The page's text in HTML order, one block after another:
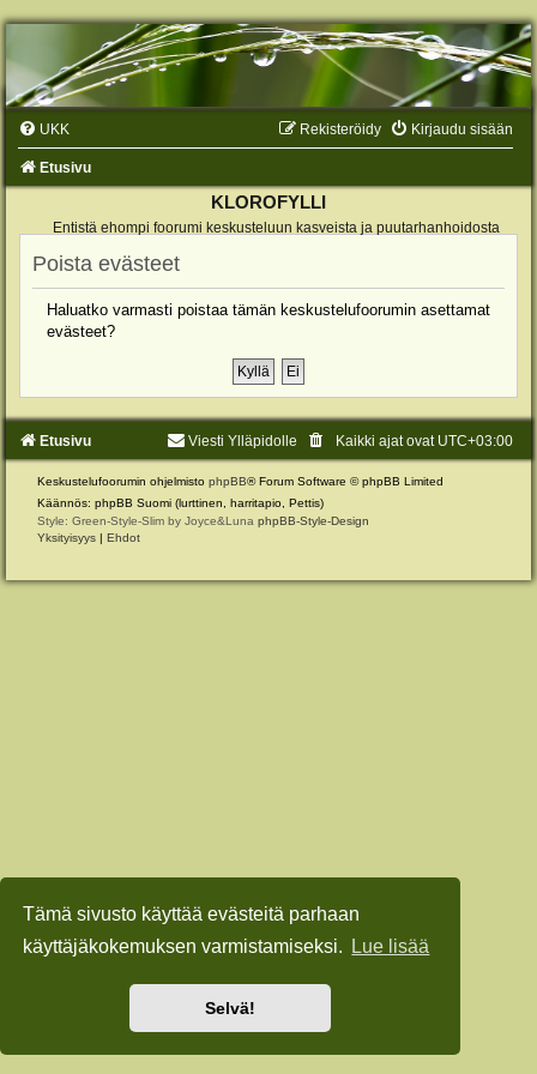
Tämä sivusto käyttää evästeitä parhaan
käyttäjäkokemuksen varmistamiseksi.
Lue lisää
Selvä!
UKK Kirjaudu sisään
Rekisteröidy
Etusivu
KLOROFYLLI
Entistä ehompi foorumi keskusteluun kasveista ja puutarhanhoidosta
Poista evästeet
Haluatko varmasti poistaa tämän keskustelufoorumin asettamat
evästeet?
Etusivu Kaikki ajat ovat UTC+03:00
Viesti Ylläpidolle
Keskustelufoorumin ohjelmisto phpBB® Forum Software © phpBB Limited
Käännös: phpBB Suomi (lurttinen, harritapio, Pettis)
Style: Green-Style-Slim by Joyce&Luna phpBB-Style-Design
Yksityisyys | Ehdot